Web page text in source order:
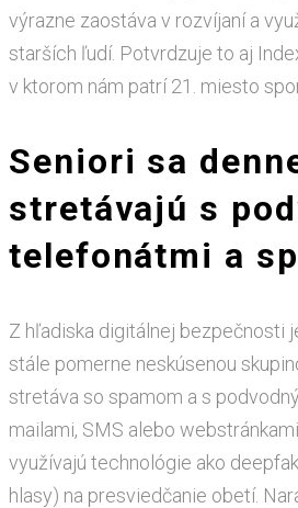
výrazne zaostáva v rozvíjaní a
starších ľudí. Potvrdzuje to aj
v ktorom nám patrí 21. miesto
Seniori sa
stretávajú s
telefonátmi a
Z hľadiska digitálnej bezpečnosti
stále pomerne neskúsenou
stretáva so spamom a s
mailami, SMS alebo
využívajú technológie ako
hlasy) na presviedčanie obetí.